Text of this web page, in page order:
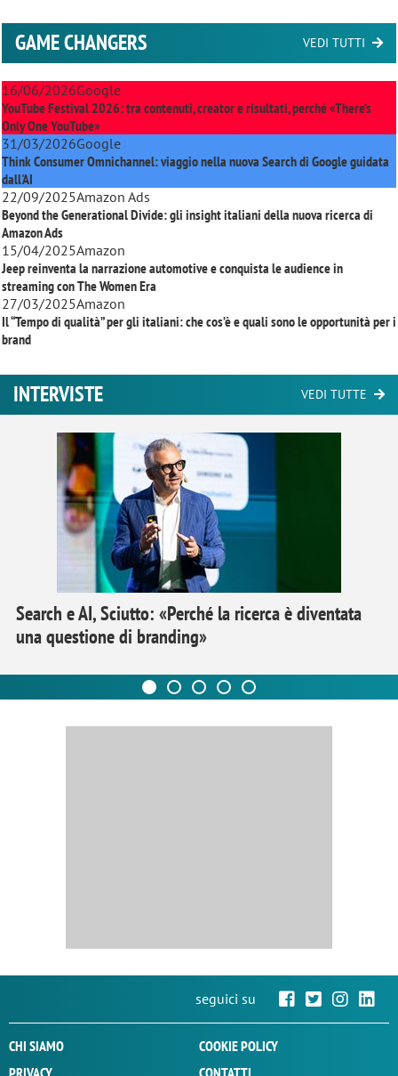
GAME CHANGERS VEDI TUTTI
16/06/2026Google
YouTube Festival 2026: tra contenuti, creator e risultati, perché «There’s
Only One YouTube»
31/03/2026Google
Think Consumer Omnichannel: viaggio nella nuova Search di Google guidata
dall'AI
22/09/2025Amazon Ads
Beyond the Generational Divide: gli insight italiani della nuova ricerca di
Amazon Ads
15/04/2025Amazon
Jeep reinventa la narrazione automotive e conquista le audience in
streaming conThe Women Era
27/03/2025Amazon
Il “Tempo di qualità” per gli italiani: che cos’è e quali sono le opportunità per i
brand
INTERVISTE VEDI TUTTE
Search e AI, Sciutto: «Perché la ricerca è diventata
una questione di branding»
seguici su
CHI SIAMO
COOKIE POLICY
PRIVACY
CONTATTI